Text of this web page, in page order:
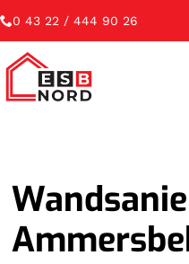
0 43 22 / 444 90 26